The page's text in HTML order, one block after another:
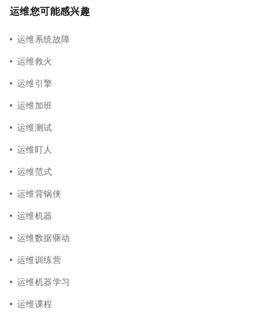
运维您可能感兴趣
运维系统故障
运维救火
运维引擎
运维加班
运维测试
运维盯人
运维范式
运维背锅侠
运维机器
运维数据驱动
运维训练营
运维机器学习
运维课程